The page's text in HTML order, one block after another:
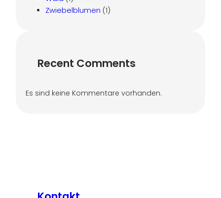
Zwiebelblumen (1)
Recent Comments
Es sind keine Kommentare vorhanden.